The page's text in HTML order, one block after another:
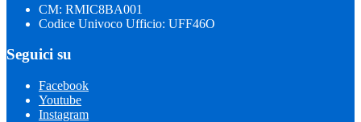
CM: RMIC8BA001
Codice Univoco Ufficio: UFF46O
Seguici su
Facebook
Youtube
Instagram